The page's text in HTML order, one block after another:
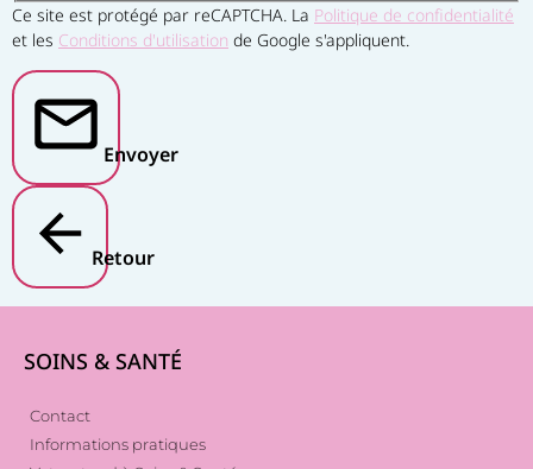
Ce site est protégé par reCAPTCHA. La Politique de confidentialité
et les Conditions d'utilisation de Google s'appliquent.
Envoyer
Retour
SOINS & SANTÉ
Contact
Informations pratiques